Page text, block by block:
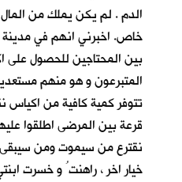
الدم . لم يكن يملك من
خاص. اخبرني انهم في مدينة
بين المحتاجين للحصول على
المتبرعون و هو منهم
تتوفر كمية كافية من اكياس
قرعة بين المرضى اطلقوا
نقترع من سيموت ومن
خيار اخر ، راهنت ُ و خسرت